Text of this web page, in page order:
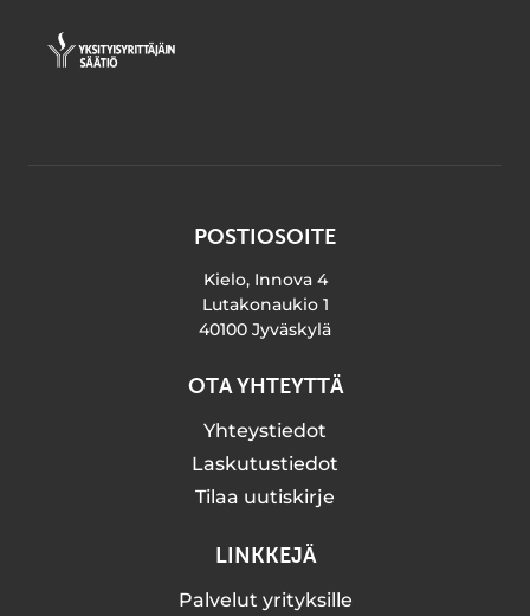
POSTIOSOITE
Kielo, Innova 4
Lutakonaukio 1
40100 Jyväskylä
OTA YHTEYTTÄ
Yhteystiedot
Laskutustiedot
Tilaa uutiskirje
LINKKEJÄ
Palvelut yrityksille